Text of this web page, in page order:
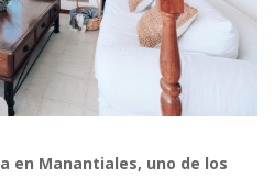
en Manantiales, uno de los